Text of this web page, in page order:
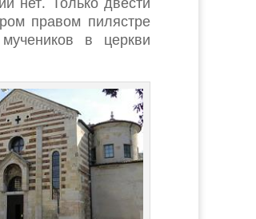
правом пилястре
в церкви